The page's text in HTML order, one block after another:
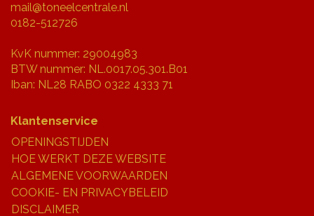
mail@toneelcentrale.nl
0182-512726
KvK nummer: 29004983
BTW nummer: NL.0017.05.301.B01
Iban: NL28 RABO 0322 4333 71
Klantenservice
OPENINGSTIJDEN
HOE WERKT DEZE WEBSITE
ALGEMENE VOORWAARDEN
COOKIE- EN PRIVACYBELEID
DISCLAIMER